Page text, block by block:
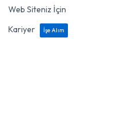
Web Siteniz İçin
Kariyer
İşe Alım